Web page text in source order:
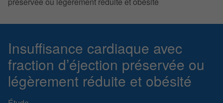
Insuffisance cardiaque avec
fraction d’éjection préservée ou
légèrement réduite et obésité